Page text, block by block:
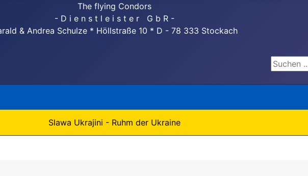
The flying Condors
- D i e n s t l e i s t e r G b R -
& Andrea Schulze * Höllstraße 10 * D - 78 333 Stockach
Suchen ...
Slawa Ukrajini - Ruhm der Ukraine